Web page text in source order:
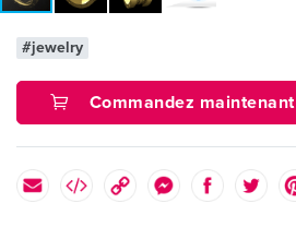
#jewelry
Commandez maintenant